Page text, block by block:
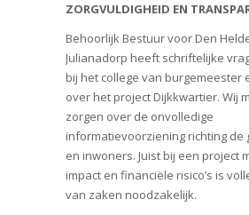
ZORGVULDIGHEID EN
Behoorlijk Bestuur voor Den
Julianadorp heeft schriftelijke
bij het college van burgemeester
over het project Dijkkwartier. Wij
zorgen over de onvolledige
informatievoorziening richting de
en inwoners. Juist bij een project
impact en financiële risico’s is
van zaken noodzakelijk.